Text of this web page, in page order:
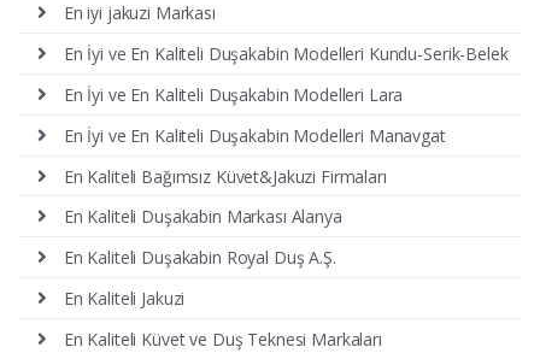
En iyi jakuzi Markası
En İyi ve En Kaliteli Duşakabin Modelleri Kundu-Serik-Belek
En İyi ve En Kaliteli Duşakabin Modelleri Lara
En İyi ve En Kaliteli Duşakabin Modelleri Manavgat
En Kaliteli Bağımsız Küvet&Jakuzi Firmaları
En Kaliteli Duşakabin Markası Alanya
En Kaliteli Duşakabin Royal Duş A.Ş.
En Kaliteli Jakuzi
En Kaliteli Küvet ve Duş Teknesi Markaları